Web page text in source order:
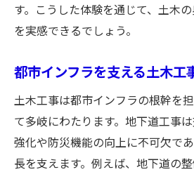
土木工事の現場を通じて
最新土木工事技術が見ら
地下道工事の流れを現
すく
掘削工事やトレンチカット工
す。こうした体験を通じて、土木
を実感できるでしょう。
都市インフラを支える土木工
土木工事は都市インフラの根幹を
て多岐にわたります。地下道工事
強化や防災機能の向上に不可欠で
長を支えます。例えば、地下道の